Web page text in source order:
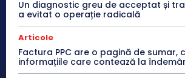
Un diagnostic greu de acceptat și
a evitat o operație radicală
Articole
Factura PPC are o pagină de sumar,
informațiile care contează la